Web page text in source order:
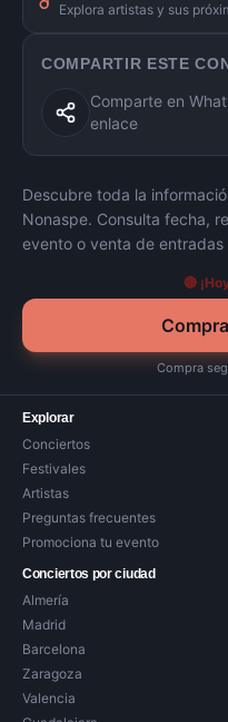
Explora artistas y sus
COMPARTIR ESTE
Comparte en
enlace
Descubre toda la
Nonaspe. Consulta fecha,
evento o venta de entradas
🔴
Compra
Explorar
Conciertos
Festivales
Artistas
Preguntas frecuentes
Promociona tu evento
Conciertos por ciudad
Almería
Madrid
Barcelona
Zaragoza
Valencia